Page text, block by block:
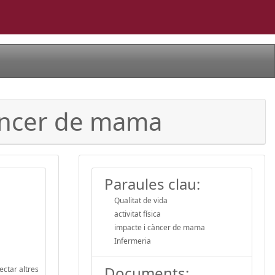
de mama
altres
Paraules clau:
Qualitat de vida
activitat física
impacte i càncer de mama
Infermeria